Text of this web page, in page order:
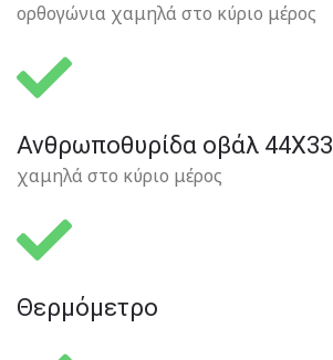
ορθογώνια χαμηλά στο κύριο μέρος
Ανθρωποθυρίδα οβάλ 44Χ33
χαμηλά στο κύριο μέρος
Θερμόμετρο​